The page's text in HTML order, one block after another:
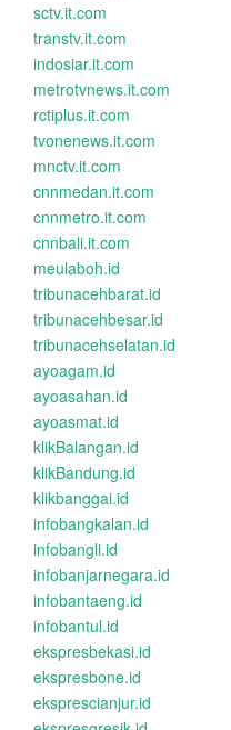
sctv.it.com
transtv.it.com
indosiar.it.com
metrotvnews.it.com
rctiplus.it.com
tvonenews.it.com
mnctv.it.com
cnnmedan.it.com
cnnmetro.it.com
cnnbali.it.com
meulaboh.id
tribunacehbarat.id
tribunacehbesar.id
tribunacehselatan.id
ayoagam.id
ayoasahan.id
ayoasmat.id
klikBalangan.id
klikBandung.id
klikbanggai.id
infobangkalan.id
infobangli.id
infobanjarnegara.id
infobantaeng.id
infobantul.id
ekspresbekasi.id
ekspresbone.id
eksprescianjur.id